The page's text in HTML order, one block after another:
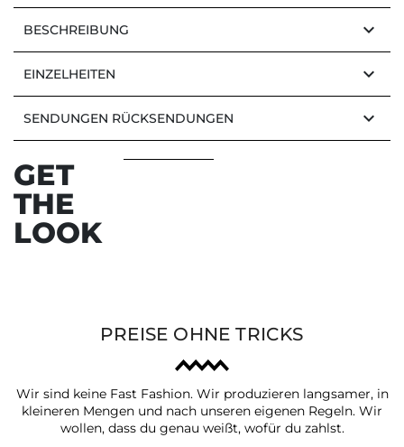
BESCHREIBUNG keyboard_arrow_down
EINZELHEITEN keyboard_arrow_down
SENDUNGEN RÜCKSENDUNGEN keyboard_arrow_down
GET
THE
LOOK
PREISE OHNE TRICKS
Wir sind keine Fast Fashion. Wir produzieren langsamer, in
kleineren Mengen und nach unseren eigenen Regeln. Wir
wollen, dass du genau weißt, wofür du zahlst.